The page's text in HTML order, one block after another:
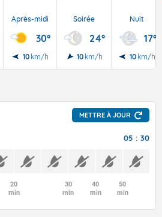
Après-midi
30°
10 km/h
Soirée
24°
10 km/h
Nuit
17°
10 km/h
METTRE À JOUR
05 : 30
20
min
30
min
40
min
50
min